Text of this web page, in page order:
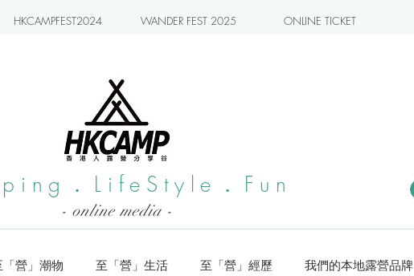
HKCAMPFEST2024 WANDER FEST 2025 ONLINE TICKET
．LifeStyle．Fun
- online media -
「營」潮物 至「營」生活 至「營」經歷 我們的本地露營品牌